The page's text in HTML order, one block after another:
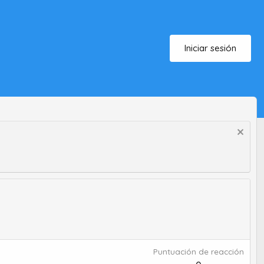
Iniciar sesión
Puntuación de reacción